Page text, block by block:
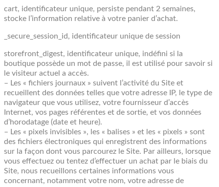
cart, identificateur unique, persiste pendant 2 semaines,
stocke l’information relative à votre panier d’achat.
_secure_session_id, identificateur unique de session
storefront_digest, identificateur unique, indéfini si la
boutique possède un mot de passe, il est utilisé pour savoir si
le visiteur actuel a accès.
– Les « fichiers journaux » suivent l’activité du Site et
recueillent des données telles que votre adresse IP, le type de
navigateur que vous utilisez, votre fournisseur d’accès
Internet, vos pages référentes et de sortie, et vos données
d’horodatage (date et heure).
– Les « pixels invisibles », les « balises » et les « pixels » sont
des fichiers électroniques qui enregistrent des informations
sur la façon dont vous parcourez le Site. Par ailleurs, lorsque
vous effectuez ou tentez d’effectuer un achat par le biais du
Site, nous recueillons certaines informations vous
concernant, notamment votre nom, votre adresse de